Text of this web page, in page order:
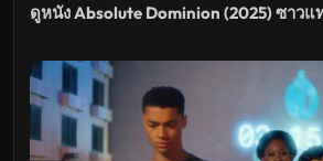
ดูหนัง Absolute Dominion (2025) ซาวแ